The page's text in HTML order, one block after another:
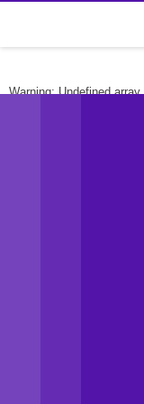
Warning: Undefined